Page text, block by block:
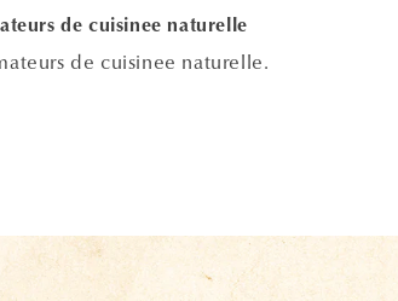
de cuisinee naturelle
de cuisinee naturelle.